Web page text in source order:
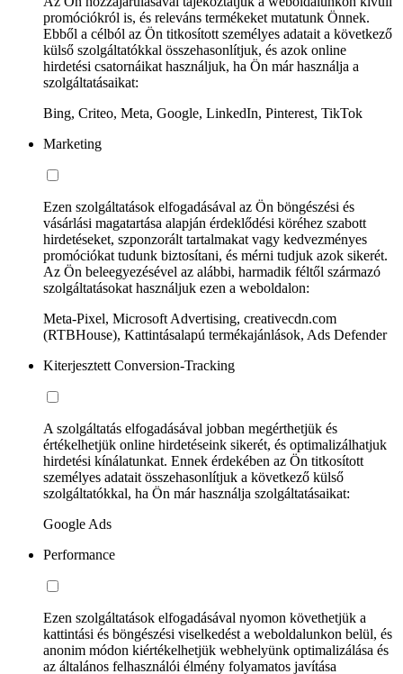
promóciókról is, és releváns termékeket mutatunk Önnek.
Ebből a célból az Ön titkosított személyes adatait a következő
külső szolgáltatókkal összehasonlítjuk, és azok online
hirdetési csatornáikat használjuk, ha Ön már használja a
szolgáltatásaikat:
Bing, Criteo, Meta, Google, LinkedIn, Pinterest, TikTok
Marketing
Ezen szolgáltatások elfogadásával az Ön böngészési és
vásárlási magatartása alapján érdeklődési köréhez szabott
hirdetéseket, szponzorált tartalmakat vagy kedvezményes
promóciókat tudunk biztosítani, és mérni tudjuk azok sikerét.
Az Ön beleegyezésével az alábbi, harmadik féltől származó
szolgáltatásokat használjuk ezen a weboldalon:
Meta-Pixel, Microsoft Advertising, creativecdn.com
(RTBHouse), Kattintásalapú termékajánlások, Ads Defender
Kiterjesztett Conversion-Tracking
A szolgáltatás elfogadásával jobban megérthetjük és
értékelhetjük online hirdetéseink sikerét, és optimalizálhatjuk
hirdetési kínálatunkat. Ennek érdekében az Ön titkosított
személyes adatait összehasonlítjuk a következő külső
szolgáltatókkal, ha Ön már használja szolgáltatásaikat:
Google Ads
Performance
Ezen szolgáltatások elfogadásával nyomon követhetjük a
kattintási és böngészési viselkedést a weboldalunkon belül, és
anonim módon kiértékelhetjük webhelyünk optimalizálása és
az általános felhasználói élmény folyamatos javítása